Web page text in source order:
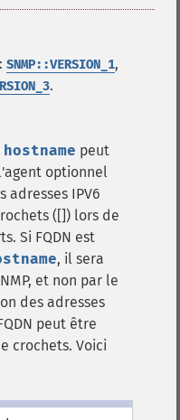
: SNMP::VERSION_1,
.
hostname peut
optionnel
adresses IPV6
([]) lors de
Si FQDN est
, il sera
et non par le
des adresses
peut être
crochets. Voici